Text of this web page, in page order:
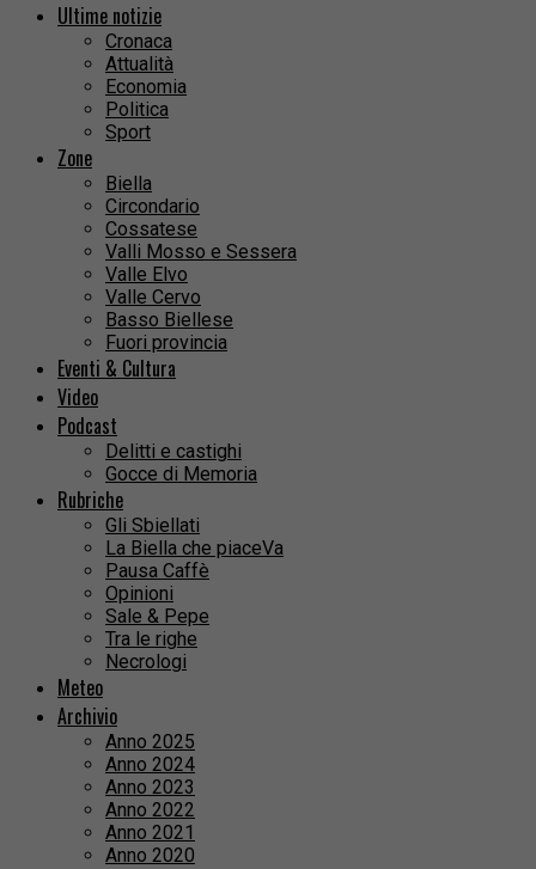
Ultime notizie
Cronaca
Attualità
Economia
Politica
Sport
Zone
Biella
Circondario
Cossatese
Valli Mosso e Sessera
Valle Elvo
Valle Cervo
Basso Biellese
Fuori provincia
Eventi & Cultura
Video
Podcast
Delitti e castighi
Gocce di Memoria
Rubriche
Gli Sbiellati
La Biella che piaceVa
Pausa Caffè
Opinioni
Sale & Pepe
Tra le righe
Necrologi
Meteo
Archivio
Anno 2025
Anno 2024
Anno 2023
Anno 2022
Anno 2021
Anno 2020